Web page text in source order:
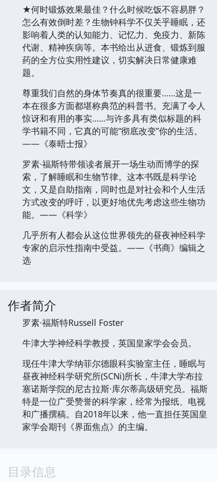
★何时锻炼效果最佳？什么时候吃饭不容易胖？
怎么有效倒时差？生物钟科学不仅关乎睡眠，还
影响着人类的认知能力、记忆力、免疫力、新陈
代谢、精神疾病等。本书给出从进食、锻炼到服
药的全方位实用性建议，切实解决日常健康难
题。
尊重我们自然的身体节奏真的很重要……这是一
本在很多方面都堪称典范的科普书。充满了令人
惊讶和有用的事实……与许多具有类似标题的科
学书籍不同，它真的可能“彻底改变”你的生活。
——《泰晤士报》
罗素·福斯特带领读者展开一场生动而博学的探
索，了解睡眠和生物节律。这本书既是科学论
文，又是自助指南，同时也是对社会和个人生活
方式改变的呼吁，以更好地优先考虑这些生物功
能。——《科学》
几乎所有人都会从这位世界领先的昼夜神经科学
专家的启示性指南中受益。——《书商》编辑之
选
作者简介
罗素·福斯特Russell Foster
牛津大学神经科学教授，英国皇家学会会员。
现任牛津大学纳菲尔德眼科实验室主任，睡眠与
昼夜神经科学研究所(SCNi)所长，牛津大学布拉
塞诺斯学院的尼古拉斯·库尔蒂高级研究员。福斯
特是一位广受赞誉的科学家，经常为报纸、电视
和广播撰稿。自2018年以来，他一直担任英国皇
家学会期刊《界面焦点》的主编。
目录信息